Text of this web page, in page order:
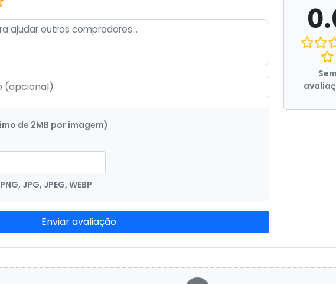
de 2MB por imagem)
JPG, JPEG, WEBP
Enviar avaliação
Sem